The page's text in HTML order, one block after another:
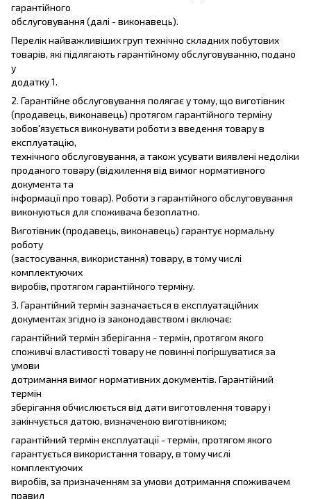
гарантійного
обслуговування (далі - виконавець).
Перелік найважливіших груп технічно складних побутових
товарів, які підлягають гарантійному обслуговуванню, подано
у
додатку 1.
2. Гарантійне обслуговування полягає у тому, що виготівник
(продавець, виконавець) протягом гарантійного терміну
зобов'язується виконувати роботи з введення товару в
експлуатацію,
технічного обслуговування, а також усувати виявлені недоліки
проданого товару (відхилення від вимог нормативного
документа та
інформації про товар). Роботи з гарантійного обслуговування
виконуються для споживача безоплатно.
Виготівник (продавець, виконавець) гарантує нормальну
роботу
(застосування, використання) товару, в тому числі
комплектуючих
виробів, протягом гарантійного терміну.
3. Гарантійний термін зазначається в експлуатаційних
документах згідно із законодавством і включає:
гарантійний термін зберігання - термін, протягом якого
споживчі властивості товару не повинні погіршуватися за
умови
дотримання вимог нормативних документів. Гарантійний
термін
зберігання обчислюється від дати виготовлення товару і
закінчується датою, визначеною виготівником;
гарантійний термін експлуатації - термін, протягом якого
гарантується використання товару, в тому числі
комплектуючих
виробів, за призначенням за умови дотримання споживачем
правил